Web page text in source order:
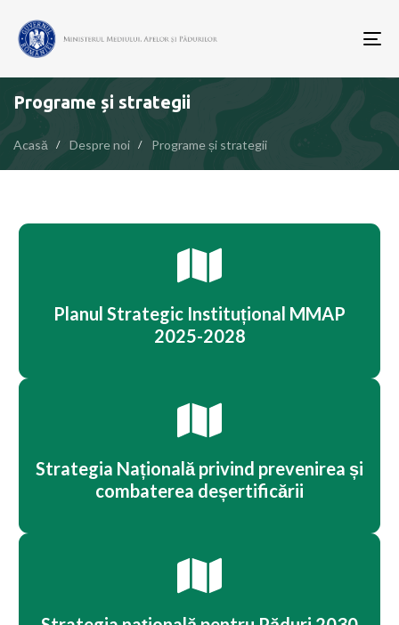
Programe și strategii
Acasă Despre noi Programe și strategii
Planul Strategic Instituțional MMAP
2025-2028
Strategia Națională privind prevenirea și
combaterea deșertificării